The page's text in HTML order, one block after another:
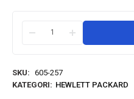
SKU: 605-257
KATEGORI: HEWLETT PACKARD